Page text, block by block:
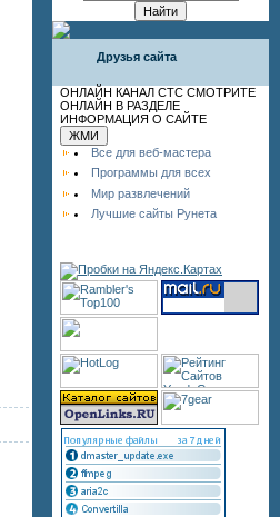
Друзья сайта
ОНЛАЙН КАНАЛ СТС СМОТРИТЕ
ОНЛАЙН В РАЗДЕЛЕ
ИНФОРМАЦИЯ О САЙТЕ
Все для веб-мастера
Программы для всех
Мир развлечений
Лучшие сайты Рунета